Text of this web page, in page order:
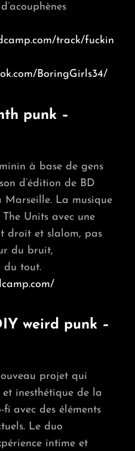
track/fuckin
BoringGirls34/
punk –
à base de gens
d’édition de BD
La musique
Units avec une
droit et slalom, pas
du bruit,
du tout.
weird punk –
projet qui
et inesthétique de la
avec des éléments
Le duo
intime et